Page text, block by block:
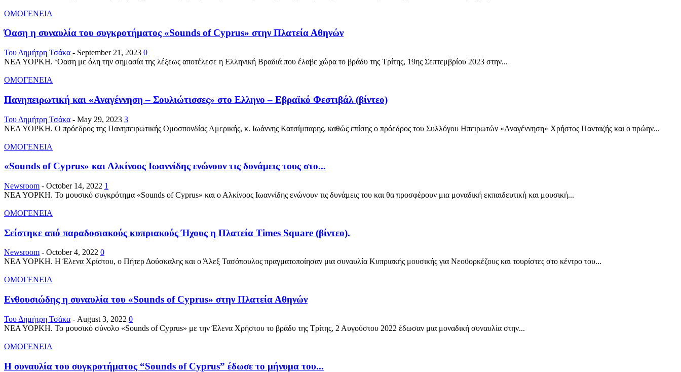
ΟΜΟΓΕΝΕΙΑ
Όαση η συναυλία του συγκροτήματος «Sounds of Cyprus» στην Πλατεία Αθηνών
Του Δημήτρη Τσάκα - September 21, 2023 0
ΝΕΑ ΥΟΡΚΗ. ‘Οαση με όλη την σημασία της λέξεως αποτέλεσε η Ελληνική Βραδιά που έλαβε χώρα το βράδυ της Τρίτης, 19ης Σεπτεμβρίου 2023 στην...
ΟΜΟΓΕΝΕΙΑ
Πανηπειρωτική και «Αναγέννηση – Σουλιώτισσες» στο Ελληνο – Εβραϊκό Φεστιβάλ (βίντεο)
Του Δημήτρη Τσάκα - May 29, 2023 3
ΝΕΑ ΥΟΡΚΗ. Ο πρόεδρος της Πανηπειρωτικής Ομοσπονδίας Αμερικής, κ. Ιωάννης Κατσίμπαρης, καθώς επίσης ο πρόεδρος του Συλλόγου Ηπειρωτών «Αναγέννηση» Χρήστος Πανταζής και ο πρώην...
ΟΜΟΓΕΝΕΙΑ
«Sounds of Cyprus» και Αλκίνοος Ιωαννίδης ενώνουν τις δυνάμεις τους στο...
Newsroom - October 14, 2022 1
ΝΕΑ ΥΟΡΚΗ. Το μουσικό συγκρότημα «Sounds of Cyprus» και ο Αλκίνοος Ιωαννίδης ενώνουν τις δυνάμεις του και θα προσφέρουν μια μοναδική εκπαιδευτική και μουσική...
ΟΜΟΓΕΝΕΙΑ
Σείστηκε από παραδοσιακούς κυπριακούς Ήχους η Πλατεία Times Square (βίντεο).
Newsroom - October 4, 2022 0
ΝΕΑ ΥΟΡΚΗ. Η Έλενα Χρίστου, ο Πήτερ Δούσκαλης και ο Άλεξ Τασόπουλος πραγματοποίησαν μια συναυλία Κυπριακής μουσικής για Νεοϋορκέζους και τουρίστες στο κέντρο του...
ΟΜΟΓΕΝΕΙΑ
Ενθουσιώδης η συναυλία του «Sounds of Cyprus» στην Πλατεία Αθηνών
Του Δημήτρη Τσάκα - August 3, 2022 0
ΝΕΑ ΥΟΡΚΗ. Το μουσικό σύνολο «Sounds of Cyprus» με την Έλενα Χρήστου το βράδυ της Τρίτης, 2 Αυγούστου 2022 έδωσαν μια μοναδική συναυλία στην...
ΟΜΟΓΕΝΕΙΑ
H συναυλία του συγκροτήματος “Sounds of Cyprus” έδωσε το μήνυμα του...